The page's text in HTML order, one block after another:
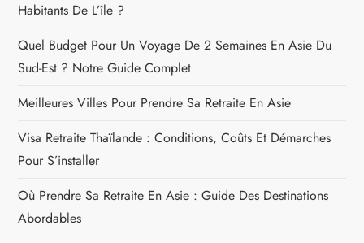
Habitants De L’île ?
Quel Budget Pour Un Voyage De 2 Semaines En Asie Du
Sud-Est ? Notre Guide Complet
Meilleures Villes Pour Prendre Sa Retraite En Asie
Visa Retraite Thaïlande : Conditions, Coûts Et Démarches
Pour S’installer
Où Prendre Sa Retraite En Asie : Guide Des Destinations
Abordables